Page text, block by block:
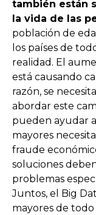
también están
la vida de las
población de
los países de
realidad. El
está causando
razón, se
abordar este
pueden ayudar
mayores
fraude
soluciones
problemas
Juntos, el Big
mayores de